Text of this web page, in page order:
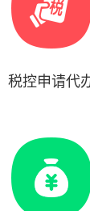
税控申请代